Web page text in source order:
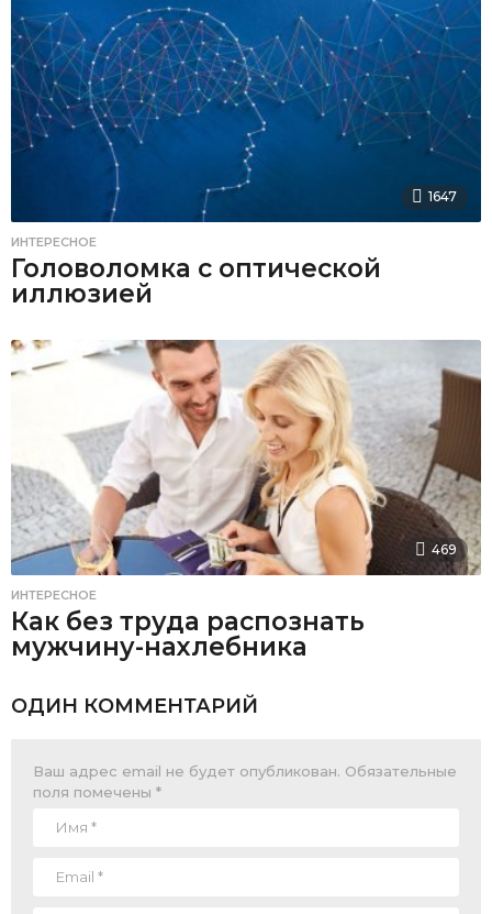
1647
ИНТЕРЕСНОЕ
Головоломка с оптической
иллюзией
469
ИНТЕРЕСНОЕ
Как без труда распознать
мужчину-нахлебника
ОДИН КОММЕНТАРИЙ
Ваш адрес email не будет опубликован. Обязательные
поля помечены *